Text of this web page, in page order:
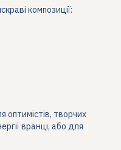
композиції:
оптимістів, творчих
вранці, або для